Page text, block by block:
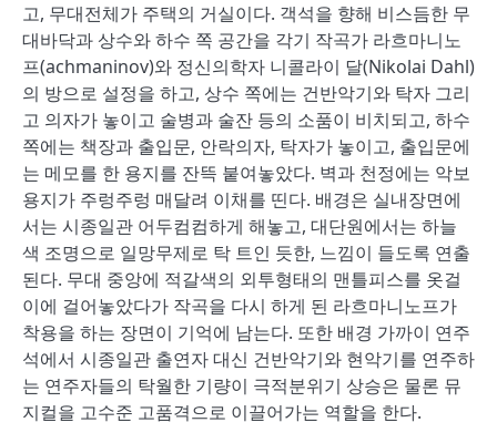
고, 무대전체가 주택의 거실이다. 객석을 향해 비스듬한 무
대바닥과 상수와 하수 쪽 공간을 각기 작곡가 라흐마니노
프(achmaninov)와 정신의학자 니콜라이 달(Nikolai Dahl)
의 방으로 설정을 하고, 상수 쪽에는 건반악기와 탁자 그리
고 의자가 놓이고 술병과 술잔 등의 소품이 비치되고, 하수
쪽에는 책장과 출입문, 안락의자, 탁자가 놓이고, 출입문에
는 메모를 한 용지를 잔뜩 붙여놓았다. 벽과 천정에는 악보
용지가 주렁주렁 매달려 이채를 띤다. 배경은 실내장면에
서는 시종일관 어두컴컴하게 해놓고, 대단원에서는 하늘
색 조명으로 일망무제로 탁 트인 듯한, 느낌이 들도록 연출
된다. 무대 중앙에 적갈색의 외투형태의 맨틀피스를 옷걸
이에 걸어놓았다가 작곡을 다시 하게 된 라흐마니노프가
착용을 하는 장면이 기억에 남는다. 또한 배경 가까이 연주
석에서 시종일관 출연자 대신 건반악기와 현악기를 연주하
는 연주자들의 탁월한 기량이 극적분위기 상승은 물론 뮤
지컬을 고수준 고품격으로 이끌어가는 역할을 한다.